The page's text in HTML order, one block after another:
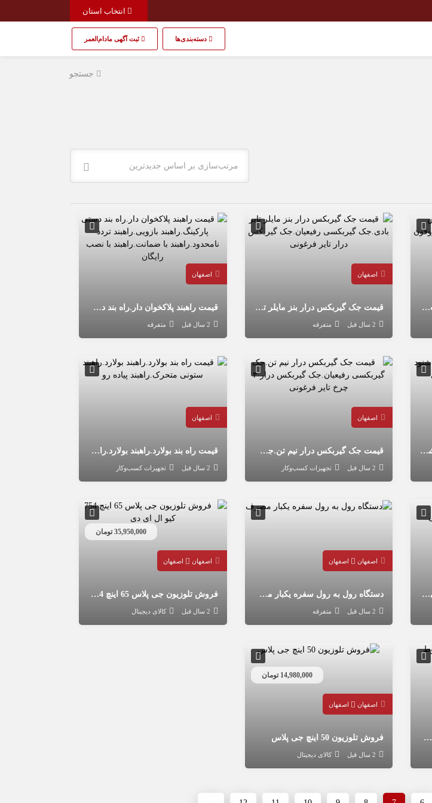
دسته‌بندی‌ها ثبت آگهی مادام‌العمر
جستجو
مرتب‌سازی بر اساس جدیدترین
شنودیاب حرفه ای.جی پی اس یاب.دوربین مخفی یاب.دستگاه میکروفون مخفی یاب
اصفهان
قیمت جک گیربکس درار بنز مایلر تایر بادی.جک گیربکسی رفیعیان.جک گیربکس درار تایر فرغونی
2 سال قبل متفرقه
اصفهان
قیمت راهبند پلاکخوان دار.راه بند دستی پارکینگ.راهبند بازویی.راهبند تردد نامحدود.راهبند با ضمانت.راهبند با نصب رایگان
2 سال قبل متفرقه
قیمت شنودیاب حرفه ای.دستگاه شنود منزل.جی پی اس یاب حرفه ای
اصفهان
قیمت جک گیربکس درار نیم تن.جک گیربکسی رفیعیان.جک گیربکس درار ۳ چرخ تایر فرغونی
2 سال قبل تجهیزات کسب‌وکار
اصفهان
قیمت راه بند بولارد.راهبند بولارد.راهبند ستونی متحرک.راهبند پیاده رو
2 سال قبل تجهیزات کسب‌وکار
راهبند بازویی.راهبند بابوم تلسکوپی.راهبند اتوماتیک پارکینگ
اصفهان اصفهان
دستگاه رول به رول سفره یکبار مصرف
2 سال قبل متفرقه
اصفهان اصفهان
35,950,000 تومان
فروش تلوزیون جی پلاس 65 اینچ 754 کیو ال ای دی
2 سال قبل کالای دیجیتال
کله قندی بزرگ و کوچک مخروط ترافیکی پارک ممنوع ????
اصفهان اصفهان
14,980,000 تومان
فروش تلوزیون 50 اینچ جی پلاس
2 سال قبل کالای دیجیتال